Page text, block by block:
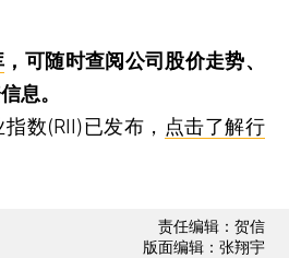
，可随时查阅公司股价走势、
息。
数(RII)已发布， 点击了解行
责任编辑：贺信
版面编辑：张翔宇